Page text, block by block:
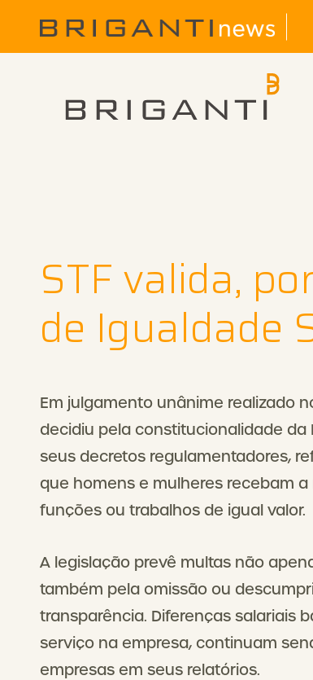
STF valida,
de Igualdade
Em julgamento unânime realizado
decidiu pela constitucionalidade da
seus decretos regulamentadores,
que homens e mulheres recebam
funções ou trabalhos de igual valor.
A legislação prevê multas não
também pela omissão ou
transparência. Diferenças salariais
serviço na empresa, continuam
empresas em seus relatórios.